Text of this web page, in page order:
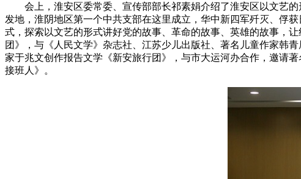
会上，淮安区委常委、宣传部部长祁素娟介绍了淮安区以文艺的
发地，淮阴地区第一个中共支部在这里成立，华中新四军歼灭、俘
式，探索以文艺的形式讲好党的故事、革命的故事、英雄的故事，
团》，与《人民文学》杂志社、江苏少儿出版社、著名儿童作家韩
家于兆文创作报告文学《新安旅行团》，与市大运河办合作，邀请
接班人》。